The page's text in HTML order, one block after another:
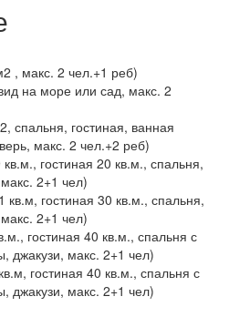
, макс. 2 чел.+1 реб)
на море или сад, макс. 2
спальня, гостиная, ванная
макс. 2 чел.+2 реб)
гостиная 20 кв.м., спальня,
2+1 чел)
гостиная 30 кв.м., спальня,
2+1 чел)
гостиная 40 кв.м., спальня с
джакузи, макс. 2+1 чел)
гостиная 40 кв.м., спальня с
джакузи, макс. 2+1 чел)